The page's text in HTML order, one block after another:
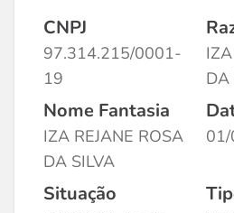
CNPJ
97.314.215/0001-
19
DA
Nome Fantasia
IZA REJANE ROSA
DA SILVA
Situação